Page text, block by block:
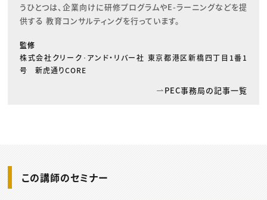
うひとつは、企業向けに研修プログラムやE-ラーニングなどを提
供する 教育コンサルティングを行っています。
監修
株式会社クリーク･アンド・リバー社 東京都港区新橋四丁目1番1
号 新虎通りCORE
PEC事務局の記事一覧
この講師のセミナー